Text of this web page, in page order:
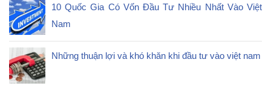
10 Quốc Gia Có Vốn Đầu Tư Nhiều Nhất Vào Việt
Nam
Những thuận lợi và khó khăn khi đầu tư vào việt nam